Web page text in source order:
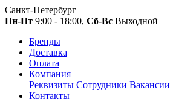
Санкт-Петербург
Пн-Пт 9:00 - 18:00, Сб-Вс Выходной
Бренды
Доставка
Оплата
Компания
Реквизиты Сотрудники Вакансии
Контакты